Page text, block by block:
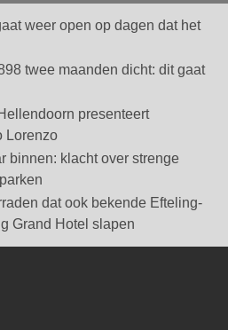
weer open op dagen dat het
twee maanden dicht: dit gaat
presenteert
Lorenzo
binnen: klacht over strenge
dat ook bekende Efteling-
Grand Hotel slapen